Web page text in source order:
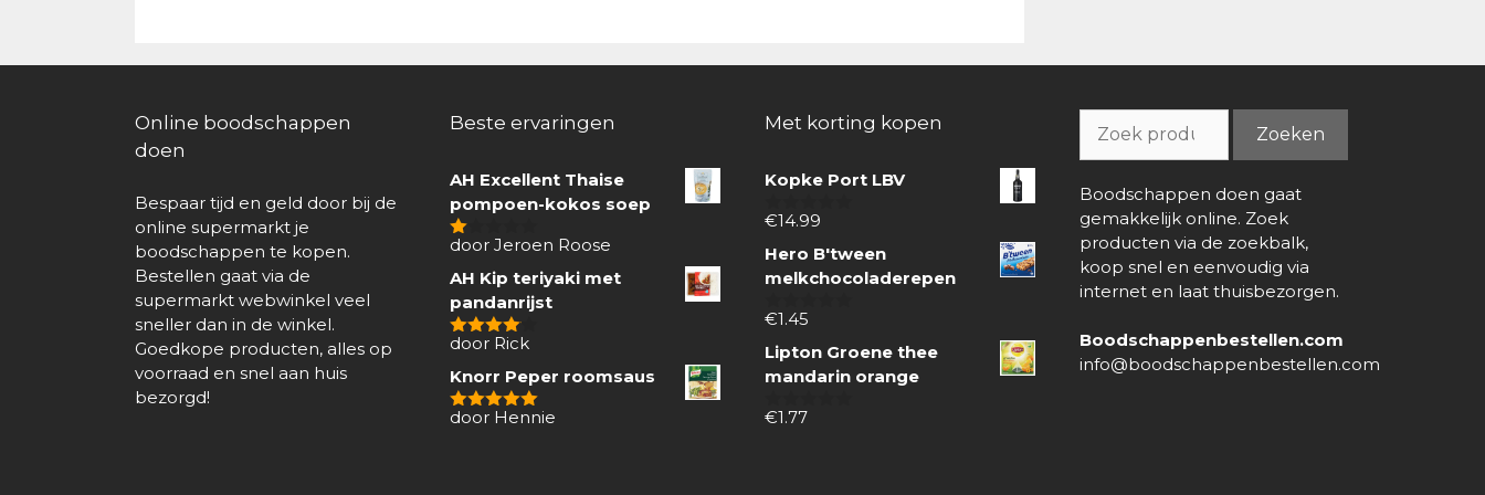
Online boodschappen
doen
Bespaar tijd en geld door bij de
online supermarkt je
boodschappen te kopen.
Bestellen gaat via de
supermarkt webwinkel veel
sneller dan in de winkel.
Goedkope producten, alles op
voorraad en snel aan huis
bezorgd!
Beste ervaringen
AH Excellent Thaise
pompoen-kokos soep
1
5
door Jeroen Roose
AH Kip teriyaki met
pandanrijst
4van 5
door Rick
Knorr Peper roomsaus
5van 5
door Hennie
Met korting kopen
Kopke Port LBV
0
5
€14.99
Hero B'tween
melkchocoladerepen
0
5
€1.45
Lipton Groene thee
mandarin orange
0
€1.77
naar:
Zoeken
Boodschappen doen gaat
gemakkelijk online. Zoek
producten via de zoekbalk,
koop snel en eenvoudig via
internet en laat thuisbezorgen.
Boodschappenbestellen.com
info@boodschappenbestellen.com